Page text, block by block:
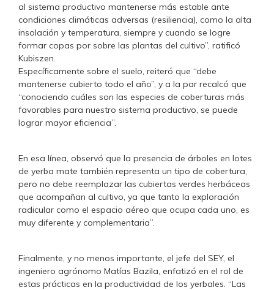
al sistema productivo mantenerse más estable ante
condiciones climáticas adversas (resiliencia), como la alta
insolación y temperatura, siempre y cuando se logre
formar copas por sobre las plantas del cultivo”, ratificó
Kubiszen.
Específicamente sobre el suelo, reiteró que “debe
mantenerse cubierto todo el año”, y a la par recalcó que
“conociendo cuáles son las especies de coberturas más
favorables para nuestro sistema productivo, se puede
lograr mayor eficiencia”.
En esa línea, observó que la presencia de árboles en lotes
de yerba mate también representa un tipo de cobertura,
pero no debe reemplazar las cubiertas verdes herbáceas
que acompañan al cultivo, ya que tanto la exploración
radicular como el espacio aéreo que ocupa cada uno, es
muy diferente y complementaria”.
Finalmente, y no menos importante, el jefe del SEY, el
ingeniero agrónomo Matías Bazila, enfatizó en el rol de
estas prácticas en la productividad de los yerbales. “Las